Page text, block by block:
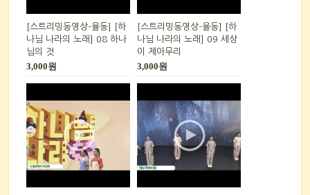
[스트리밍동영상-율동] [하
나님 나라의 노래] 08 하나
님의 것
3,000원
[스트리밍동영상-율동] [하
나님 나라의 노래] 09 세상
이 제아무리
3,000원